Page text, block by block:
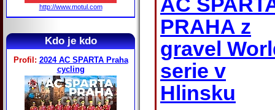
http://www.motul.com
Kdo je kdo
Profil: 2024 AC SPARTA Praha
cycling
PRAHA z
gravel
serie v
Hlinsku